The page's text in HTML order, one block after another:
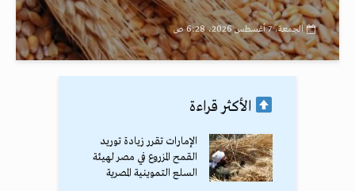
الجمعة، 7 أغسطس 2026، 6:28 ص
الأكثر قراءة
الإمارات تقرر زيادة توريد
القمح المزروع في مصر لهيئة
السلع التموينية المصرية